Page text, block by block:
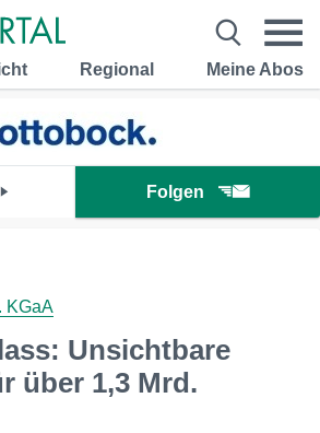
Regional Meine Abos
Folgen
KGaA
Unsichtbare
über 1,3 Mrd.